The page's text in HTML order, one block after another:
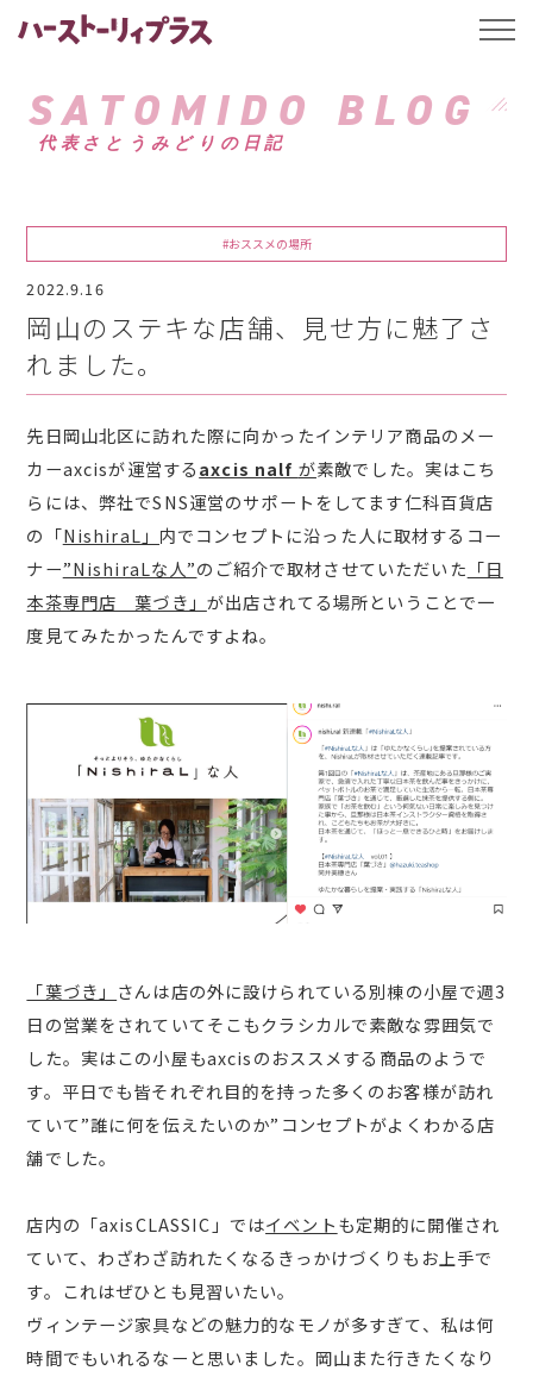
ハーストーリィプ
SATOMIDO BLOG
代表さとうみどりの日記
#おススメの場所
2022.9.16
岡山のステキな店舗、見せ方に魅了さ
れました。
先日岡山北区に訪れた際に向かったインテリア商品のメー
カーaxcisが運営するaxcis nalf が素敵でした。実はこち
らには、弊社でSNS運営のサポートをしてます仁科百貨店
の「NishiraL」 内でコンセプトに沿った人に取材するコー
ナー”NishiraLな人”のご紹介で取材させていただいた 「日
本茶専門店 葉づき」 が出店されてる場所ということで一
度見てみたかったんですよね。
「葉づき」 さんは店の外に設けられている別棟の小屋で週3
日の営業をされていてそこもクラシカルで素敵な雰囲気で
した。実はこの小屋もaxcisのおススメする商品のようで
す。平日でも皆それぞれ目的を持った多くのお客様が訪れ
ていて”誰に何を伝えたいのか”コンセプトがよくわかる店
舗でした。
店内の「axisCLASSIC」ではイベントも定期的に開催され
ていて、わざわざ訪れたくなるきっかけづくりもお上手で
す。これはぜひとも見習いたい。
ヴィンテージ家具などの魅力的なモノが多すぎて、私は何
時間でもいれるなーと思いました。岡山また行きたくなり
t
l
a